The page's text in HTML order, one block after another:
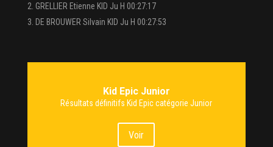
GRELLIER Etienne KID Ju H 00:27:17
DE BROUWER Silvain KID Ju H 00:27:53
Kid Epic Junior
Résultats définitifs Kid Epic catégorie Junior
Voir